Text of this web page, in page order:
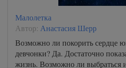
Малолетка
Автор: Анастасия Шерр
Возможно ли покорить сердце
девчонки? Да. Достаточно
жизнь. Возможно ли выбраться